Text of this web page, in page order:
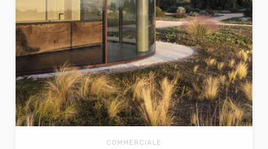
COMMERCIALE